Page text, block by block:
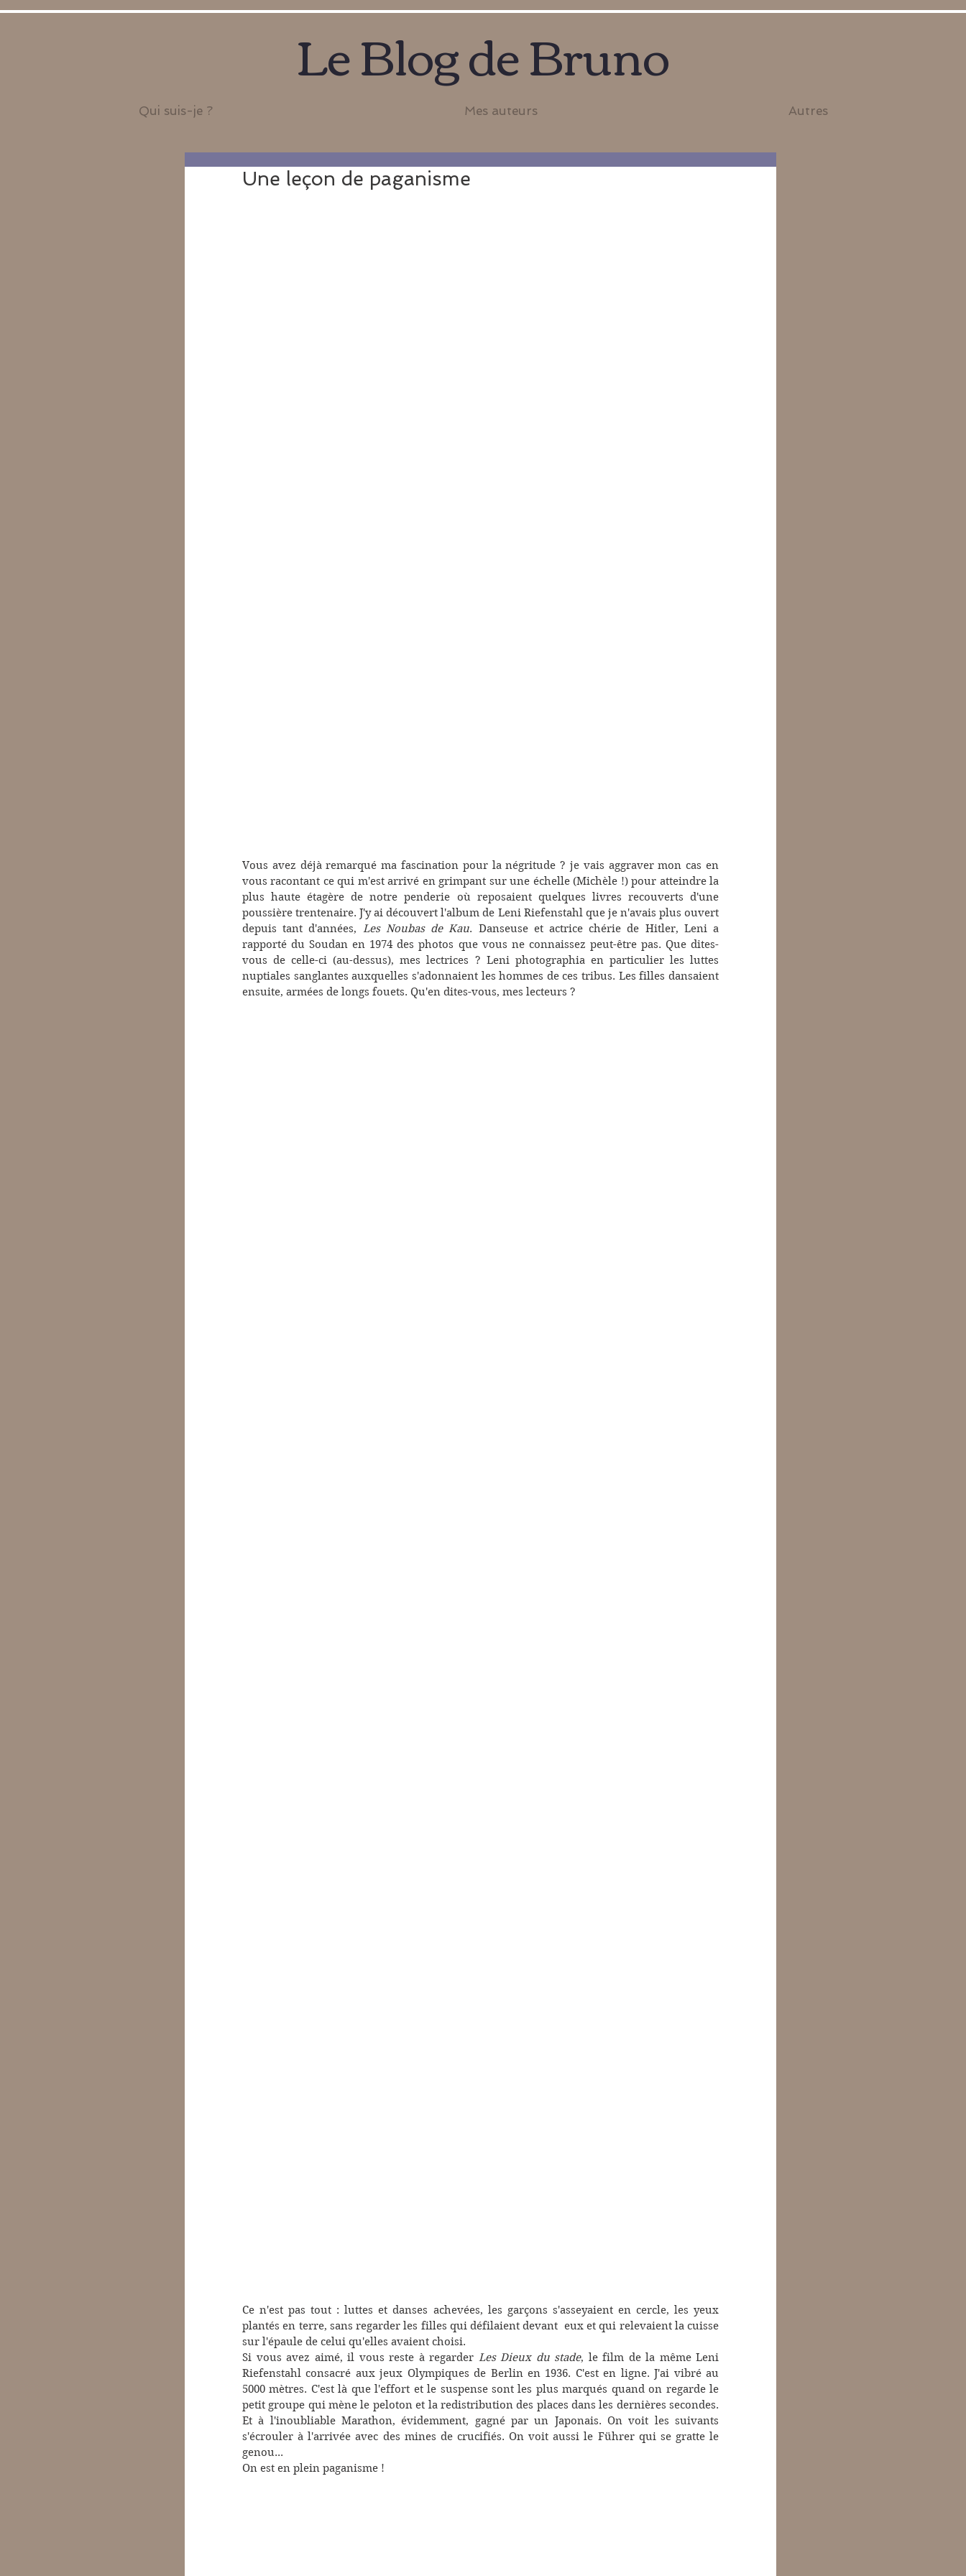
Qui suis-je ? Mes auteurs Autres
Le Blog de Bruno
Une leçon de paganisme
Vous avez déjà remarqué ma fascination pour la négritude ? je vais aggraver mon cas en
vous racontant ce qui m'est arrivé en grimpant sur une échelle (Michèle !) pour atteindre la
plus haute étagère de notre penderie où reposaient quelques livres recouverts d'une
poussière trentenaire. J'y ai découvert l'album de Leni Riefenstahl que je n'avais plus ouvert
depuis tant d'années, Les Noubas de Kau. Danseuse et actrice chérie de Hitler, Leni a
rapporté du Soudan en 1974 des photos que vous ne connaissez peut-être pas. Que dites-
vous de celle-ci (au-dessus), mes lectrices ? Leni photographia en particulier les luttes
nuptiales sanglantes auxquelles s'adonnaient les hommes de ces tribus. Les filles dansaient
ensuite, armées de longs fouets. Qu'en dites-vous, mes lecteurs ?
Ce n'est pas tout : luttes et danses achevées, les garçons s'asseyaient en cercle, les yeux
plantés en terre, sans regarder les filles qui défilaient devant  eux et qui relevaient la cuisse
sur l'épaule de celui qu'elles avaient choisi.
Si vous avez aimé, il vous reste à regarder Les Dieux du stade, le film de la même Leni
Riefenstahl consacré aux jeux Olympiques de Berlin en 1936. C'est en ligne. J'ai vibré au
5000 mètres. C'est là que l'effort et le suspense sont les plus marqués quand on regarde le
petit groupe qui mène le peloton et la redistribution des places dans les dernières secondes.
Et à l'inoubliable Marathon, évidemment, gagné par un Japonais. On voit les suivants
s'écrouler à l'arrivée avec des mines de crucifiés. On voit aussi le Führer qui se gratte le
genou...
On est en plein paganisme !